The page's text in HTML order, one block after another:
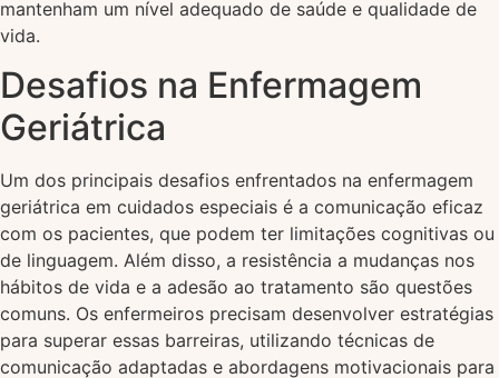
mantenham um nível adequado de saúde e qualidade de
vida.
Desafios na Enfermagem
Geriátrica
Um dos principais desafios enfrentados na enfermagem
geriátrica em cuidados especiais é a comunicação eficaz
com os pacientes, que podem ter limitações cognitivas ou
de linguagem. Além disso, a resistência a mudanças nos
hábitos de vida e a adesão ao tratamento são questões
comuns. Os enfermeiros precisam desenvolver estratégias
para superar essas barreiras, utilizando técnicas de
comunicação adaptadas e abordagens motivacionais para